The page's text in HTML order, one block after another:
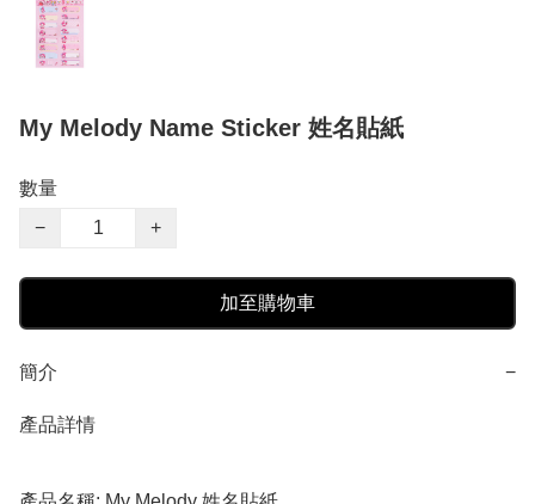
My Melody Name Sticker 姓名貼紙
數量
−
+
加至購物車
簡介 −
產品詳情